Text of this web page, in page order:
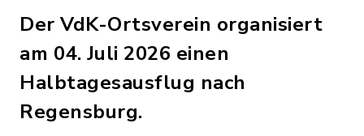
Der VdK-Ortsverein organisiert
am 04. Juli 2026 einen
Halbtagesausflug nach
Regensburg.